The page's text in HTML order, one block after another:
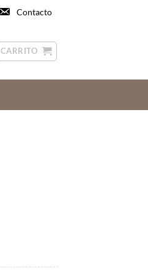
Contacto
CARRITO